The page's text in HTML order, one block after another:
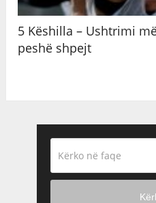
5 Këshilla – Ushtrimi
peshë shpejt